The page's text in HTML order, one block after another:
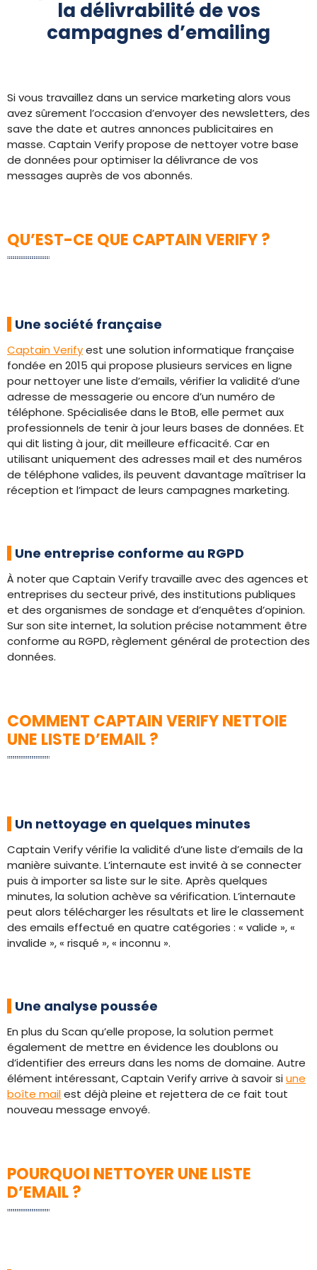
la délivrabilité de vos
campagnes d’emailing
Si vous travaillez dans un service marketing alors vous
avez sûrement l’occasion d’envoyer des newsletters, des
save the date et autres annonces publicitaires en
masse. Captain Verify propose de nettoyer votre base
de données pour optimiser la délivrance de vos
messages auprès de vos abonnés.
QU’EST-CE QUE CAPTAIN VERIFY ?
Une société française
Captain Verifyest une solution informatique française
fondée en 2015 qui propose plusieurs services en ligne
pour nettoyer une liste d’emails, vérifier la validité d’une
adresse de messagerie ou encore d’un numéro de
téléphone. Spécialisée dans le BtoB, elle permet aux
professionnels de tenir à jour leurs bases de données. Et
qui dit listing à jour, dit meilleure efficacité. Car en
utilisant uniquement des adresses mail et des numéros
de téléphone valides, ils peuvent davantage maîtriser la
réception et l’impact de leurs campagnes marketing.
Une entreprise conforme au RGPD
À noter que Captain Verify travaille avec des agences et
entreprises du secteur privé, des institutions publiques
et des organismes de sondage et d’enquêtes d’opinion.
Sur son site internet, la solution précise notamment être
conforme au RGPD, règlement général de protection des
données.
COMMENT CAPTAIN VERIFY NETTOIE
UNE LISTE D’EMAIL ?
Un nettoyage en quelques minutes
Captain Verify vérifie la validité d’une liste d’emails de la
manière suivante. L’internaute est invité à se connecter
puis à importer sa liste sur le site. Après quelques
minutes, la solution achève sa vérification. L’internaute
peut alors télécharger les résultats et lire le classement
des emails effectué en quatre catégories : « valide », «
invalide », « risqué », « inconnu ».
Une analyse poussée
En plus du Scan qu’elle propose, la solution permet
également de mettre en évidence les doublons ou
d’identifier des erreurs dans les noms de domaine. Autre
élément intéressant, Captain Verify arrive à savoir siune
boîte mailest déjà pleine et rejettera de ce fait tout
nouveau message envoyé.
POURQUOI NETTOYER UNE LISTE
D’EMAIL ?